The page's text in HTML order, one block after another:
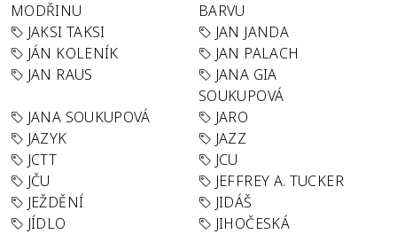
MODŘINU
BARVU
JAKSI TAKSI
JAN JANDA
JÁN KOLENÍK
JAN PALACH
JAN RAUS
JANA GIA
SOUKUPOVÁ
JANA SOUKUPOVÁ
JARO
JAZYK
JAZZ
JCTT
JCU
JČU
JEFFREY A. TUCKER
JEŽDĚNÍ
JIDÁŠ
JÍDLO
JIHOČESKÁ